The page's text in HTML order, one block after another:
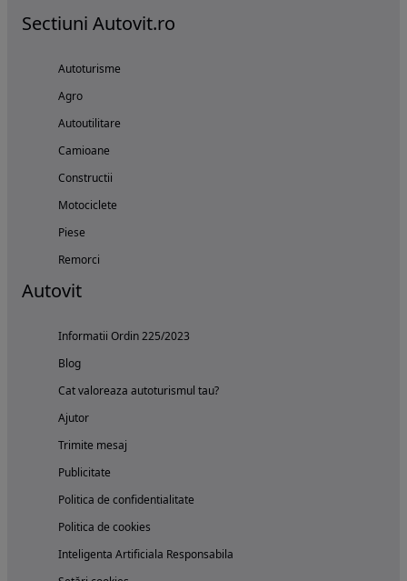
Sectiuni Autovit.ro
Autoturisme
Agro
Autoutilitare
Camioane
Constructii
Motociclete
Piese
Remorci
Autovit
Informatii Ordin 225/2023
Blog
Cat valoreaza autoturismul tau?
Ajutor
Trimite mesaj
Publicitate
Politica de confidentialitate
Politica de cookies
Inteligenta Artificiala Responsabila